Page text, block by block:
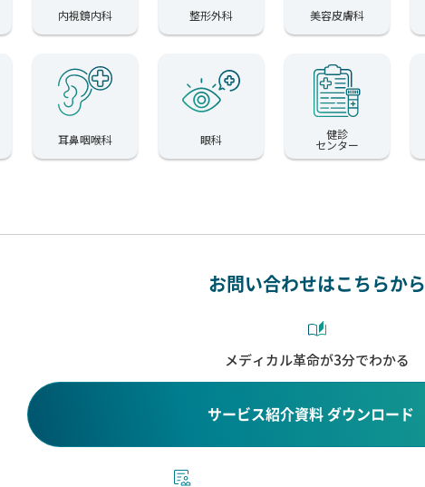
内視鏡内科 整形外科 美容皮膚科
耳鼻咽喉科 眼科 健診
センター
お問い合わせはこちらから
メディカル革命が3分でわかる
サービス紹介資料 ダウンロード